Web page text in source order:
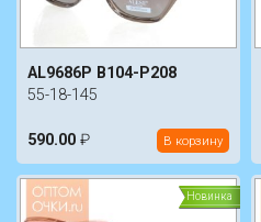
AL9686P B104-P208
55-18-145
590.00 ₽ В корзину
Новинка